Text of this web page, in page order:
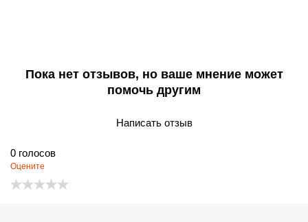
Пока нет отзывов, но ваше мнение может
помочь другим
Написать отзыв
0 голосов
Оцените